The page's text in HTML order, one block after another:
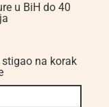
u BiH do 40
na korak